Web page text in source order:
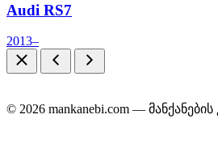
Audi RS7
2013–
© 2026 mankanebi.com —